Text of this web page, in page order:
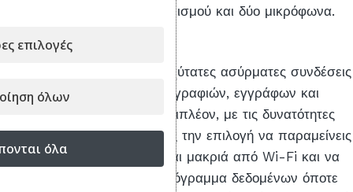
ηχεία οριζόντιου προσανατολισμού και δύο μικρόφωνα.
σου παρέχει ταχύτατες ασύρματες συνδέσεις
για γρήγορη μεταφορά φωτογραφιών, εγγράφων και
μεγάλων αρχείων βίντεο. Επιπλέον, με τις δυνατότητες
κινητής τηλεφωνίας5G,έχεις την επιλογή να παραμείνεις
συνδεδεμένος όταν βρίσκεσαι μακριά από Wi-Fi και να
προσθέσεις ένα ευέλικτο πρόγραμμα δεδομένων όποτε
επιλογές
όλων
όλα